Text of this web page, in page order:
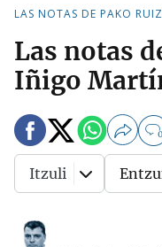
LAS NOTAS DE PAKO RUIZ
Las notas
Iñigo
0
Itzuli